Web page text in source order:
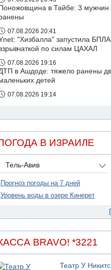
Поножовщина в Тайбе: 3 мужчин
07.08.2026 20:41
"Хизбалла" запустила
по силам ЦАХАЛ
07.08.2026 19:16
в Ашдоде: тяжело ранены
детей
07.08.2026 19:14
- Гильбоа Дахан
Обнародовано имя полицейского,
подозреваемого в коррупционных
отношениях с Йоавом Элиаси
07.08.2026 17:51
БАГАЦ отказался заморозить
налоговых льгот для
07.08.2026 17:48
Иерусалиме водитель врезался
пострадал
В ИЗРАИЛЕ
Тель-Авив
Прогноз погоды на 7 дней
Уровень воды в озере Кинерет
BRAVO! *3221
Театр У